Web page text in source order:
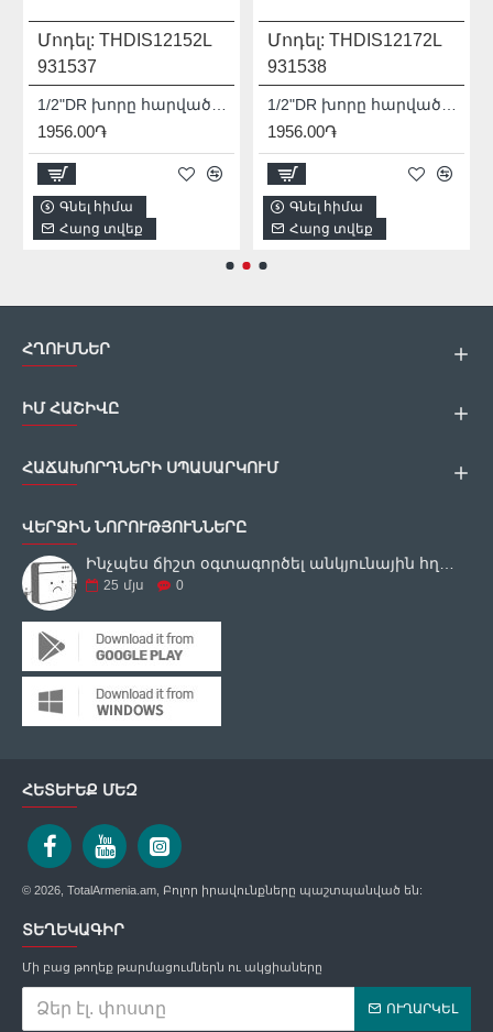
Մոդել: THDIS12152L
931537
1956.00֏
Գնել հիմա
Հարց տվեք
Մոդել: THDIS12172L
931538
1956.00֏
Գնել հիմա
Հարց տվեք
ՀՂՈՒՄՆԵՐ
ԻՄ ՀԱՇԻՎԸ
ՀԱՃԱԽՈՐԴՆԵՐԻ ՍՊԱՍԱՐԿՈՒՄ
ՎԵՐՋԻՆ ՆՈՐՈՒԹՅՈՒՆՆԵՐԸ
25 մյս 0
ՀԵՏԵՒԵՔ ՄԵԶ
© 2026, TotalArmenia.am, Բոլոր իրավունքները պաշտպանված են:
ՏԵՂԵԿԱԳԻՐ
Մի բաց թողեք թարմացումներն ու ակցիաները
ՈՒՂԱՐԿԵԼ